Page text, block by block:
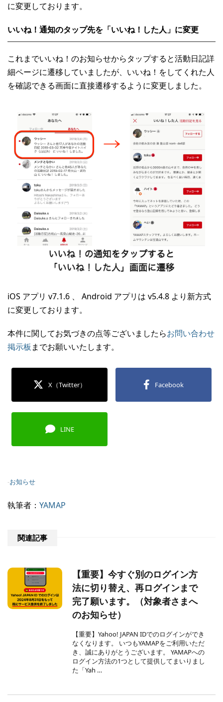
に変更しております。
いいね！通知のタップ先を「いいね！した人」に変更
これまでいいね！のお知らせからタップすると活動日記詳
細ページに遷移していましたが、いいね！をしてくれた人
を確認できる画面に直接遷移するように変更しました。
iOS アプリ v7.1.6 、 Android アプリは v5.4.8 より新方式
に変更しております。
本件に関してお気づきの点等ございましたらお問い合わせ
掲示板 までお願いいたします。
X（Twitter） Facebook
LINE
-お知らせ
執筆者： YAMAP
関連記事
【重要】今すぐ別のログイン方
法に切り替え、再ログインまで
完了願います。（対象者さまへ
のお知らせ）
【重要】Yahoo! JAPAN IDでのログインができ
なくなります。 いつもYAMAPをご利用いただ
き、誠にありがとうございます。 YAMAPへの
ログイン方法の1つとして提供してまいりまし
た「Yah …